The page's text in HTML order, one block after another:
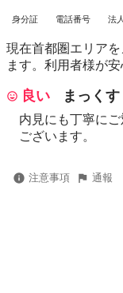
身分証 電話番号 法
現在首都圏エリア
ます。利用者様が
良い まっくす
内見にも丁寧に
ございます。
注意事項 通報